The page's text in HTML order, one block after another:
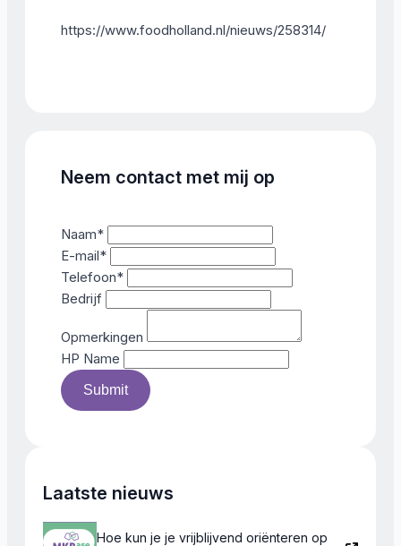
https://www.foodholland.nl/nieuws/258314/
Neem contact met mij op
Naam*
E-mail*
Telefoon*
Bedrijf
Opmerkingen
HP Name
Submit
Laatste nieuws
Hoe kun je je vrijblijvend oriënteren op